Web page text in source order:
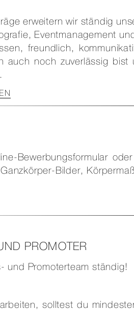
erweitern wir ständig
Eventmanagement
freundlich,
auch noch zuverlässig
Bewerbungsformular
Bilder,
PROMOTER
und Promoterteam ständig!
solltest du